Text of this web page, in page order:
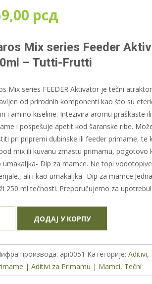
рсд
Mix series Feeder
– Tutti-Frutti
Mix series FEEDER Aktivator je tečni
od prirodnih komponenti kao što su
i amino kiseline. Intezivira aromu praškaste
i pospešuje apetit kod šaranske ribe.
pri pripremi dubinske ili feeder primame, te
mix ili kuvanu zrnastu primamu, pogotovo
umakaljka- Dip za mamce. Ne topi
ali i kao umakaljka- Dip za
250 ml tečnosti. Preporučujemo za upotrebu!
ДОДАЈ У КОРПУ
производа: api0051 Категорије:Aditivi,
| Aditivi za Primamu | Mamci, Tečni